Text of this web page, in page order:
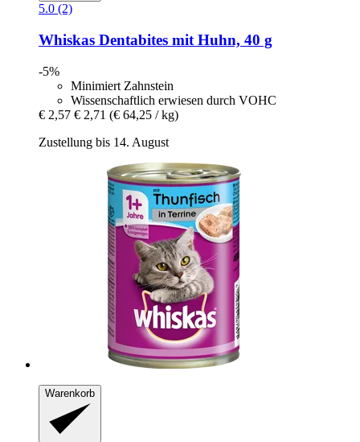
5.0 (2)
Whiskas Dentabites mit Huhn, 40 g
-5%
Minimiert Zahnstein
Wissenschaftlich erwiesen durch VOHC
€ 2,57 € 2,71 (€ 64,25 / kg)
Zustellung bis 14. August
Warenkorb